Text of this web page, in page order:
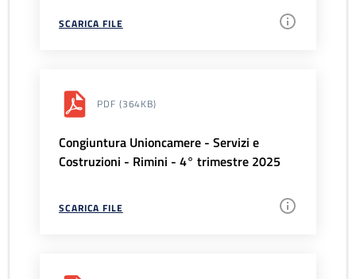
SCARICA FILE
PDF (364KB)
Congiuntura Unioncamere - Servizi e
Costruzioni - Rimini - 4° trimestre 2025
SCARICA FILE